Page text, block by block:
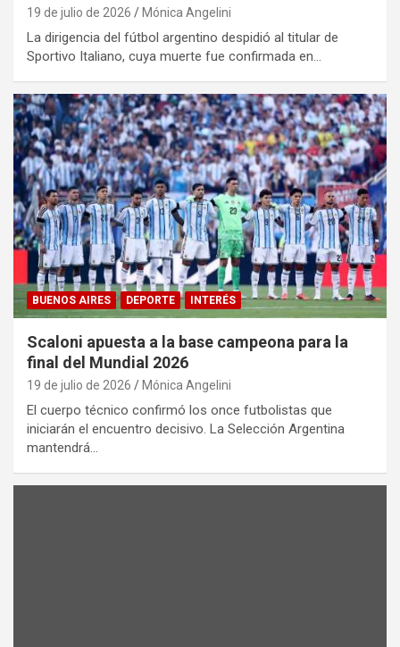
19 de julio de 2026 Mónica Angelini
La dirigencia del fútbol argentino despidió al titular de
Sportivo Italiano, cuya muerte fue confirmada en…
BUENOS AIRES DEPORTE INTERÉS
Scaloni apuesta a la base campeona para la
final del Mundial 2026
19 de julio de 2026 Mónica Angelini
El cuerpo técnico confirmó los once futbolistas que
iniciarán el encuentro decisivo. La Selección Argentina
mantendrá…